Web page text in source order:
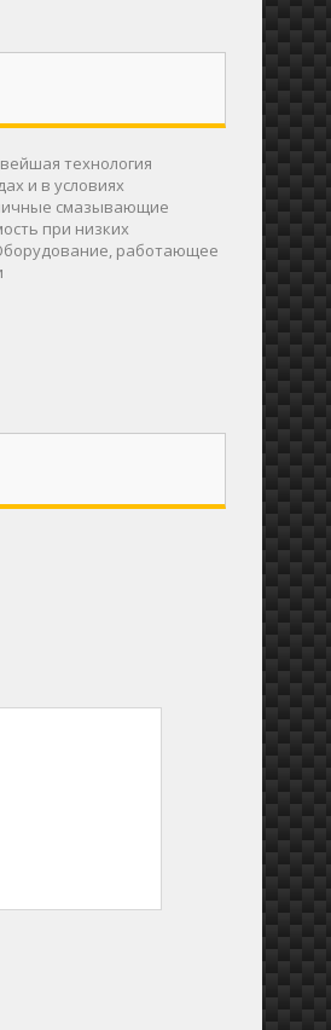
технология
и в условиях
смазывающие
при низких
работающее